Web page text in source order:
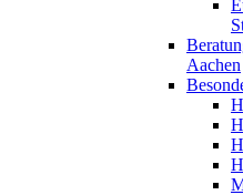
Aachen